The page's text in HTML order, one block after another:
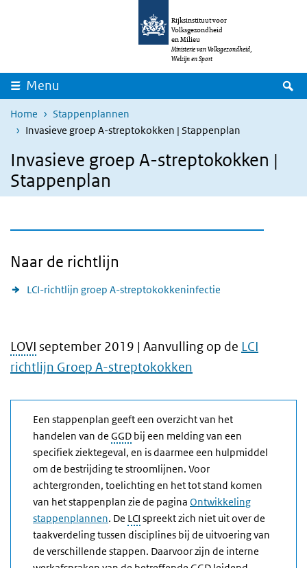
Overslaan en naar de inhoud gaan
Rijksinstituut voor
Volksgezondheid
en Milieu
Ministerie van Volksgezondheid,
Welzijn en Sport
Menu
Home
Stappenplannen
Invasieve groep A-streptokokken | Stappenplan
Invasieve groep A-streptokokken |
Stappenplan
LOVI september 2019 | Aanvulling op de LCI
richtlijn Groep A-streptokokken
Een stappenplan geeft een overzicht van het
handelen van de GGD bij een melding van een
specifiek ziektegeval, en is daarmee een hulpmiddel
om de bestrijding te stroomlijnen. Voor
achtergronden, toelichting en het tot stand komen
van het stappenplan zie de pagina Ontwikkeling
stappenplannen. De LCI spreekt zich niet uit over de
taakverdeling tussen disciplines bij de uitvoering van
de verschillende stappen. Daarvoor zijn de interne
Naar de richtlijn
LCI-richtlijn groep A-streptokokkeninfectie